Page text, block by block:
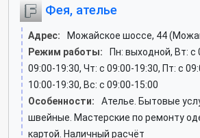
Фея, ателье
Адрес:
Можайское шоссе, 44
Режим работы:
Пн: выходной, Вт: c
09:00-19:30, Чт: c 09:00-19:30, Пт: c
10:00-19:30, Вс: c 09:00-15:00
Особенности:
Ателье. Бытовые
швейные. Мастерские по ремонту
картой. Наличный расчёт